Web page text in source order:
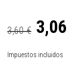
3,60 €
Impuestos incluidos